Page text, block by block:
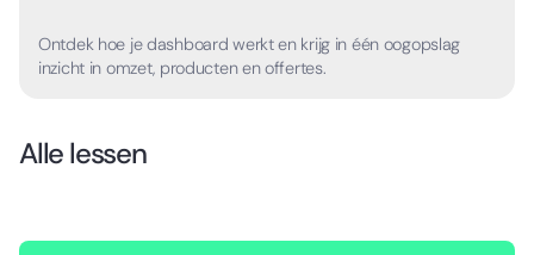
Ontdek hoe je dashboard werkt en krijg in één oogopslag
inzicht in omzet, producten en offertes.
Alle lessen